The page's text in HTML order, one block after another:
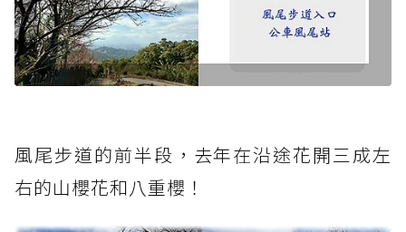
風尾步道的前半段，去年在沿途花開三成左
右的山櫻花和八重櫻！